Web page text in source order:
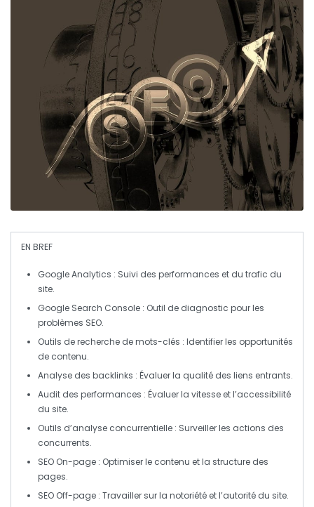
EN BREF
Google Analytics : Suivi des performances et du trafic du
site.
Google Search Console : Outil de diagnostic pour les
problèmes SEO.
Outils de recherche de mots-clés : Identifier les opportunités
de contenu.
Analyse des backlinks : Évaluer la qualité des liens entrants.
Audit des performances : Évaluer la vitesse et l’accessibilité
du site.
Outils d’analyse concurrentielle : Surveiller les actions des
concurrents.
SEO On-page : Optimiser le contenu et la structure des
pages.
SEO Off-page : Travailler sur la notoriété et l’autorité du site.